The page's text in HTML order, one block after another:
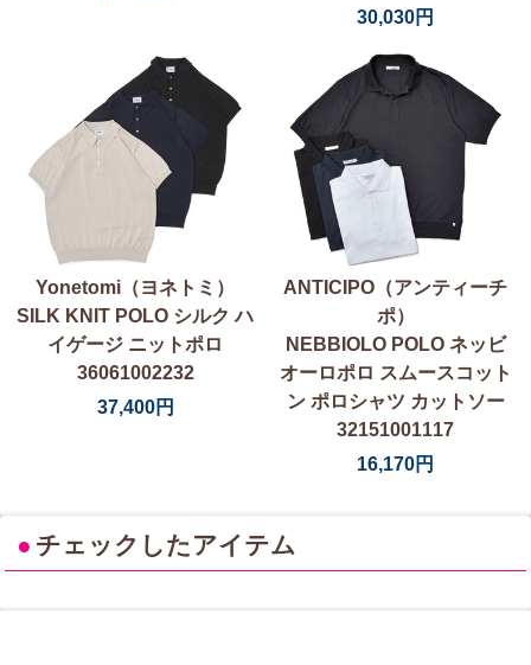
30,030円
Yonetomi（ヨネトミ）
SILK KNIT POLO シルク ハ
イゲージ ニットポロ
36061002232
37,400円
ANTICIPO（アンティーチ
ポ）
NEBBIOLO POLO ネッビ
オーロポロ スムースコット
ン ポロシャツ カットソー
32151001117
16,170円
● チェックしたアイテム